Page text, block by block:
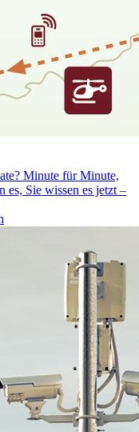
Minute für Minute,
es, Sie wissen es jetzt –